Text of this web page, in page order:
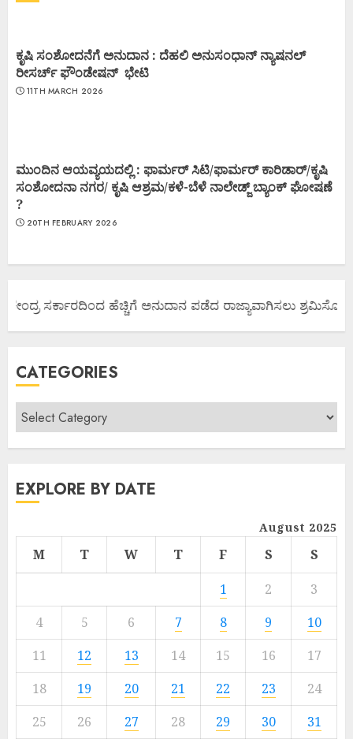
ಕೃಷಿ ಸಂಶೋದನೆಗೆ ಅನುದಾನ : ದೆಹಲಿ ಅನುಸಂಧಾನ್ ನ್ಯಾಷನಲ್
ರೀಸರ್ಚ್ ಫೌಂಡೇಷನ್ ಭೇಟಿ
11TH MARCH 2026
ಮುಂದಿನ ಆಯವ್ಯಯದಲ್ಲಿ : ಫಾರ್ಮರ್ ಸಿಟಿ/ಫಾರ್ಮರ್ ಕಾರಿಡಾರ್/ಕೃಷಿ
ಸಂಶೋದನಾ ನಗರ/ ಕೃಷಿ ಆಶ್ರಮ/ಕಳೆ-ಬೆಳೆ ನಾಲೇಡ್ಜ್ ಬ್ಯಾಂಕ್ ಘೋಷಣೆ
?
20TH FEBRUARY 2026
ಕೇಂದ್ರ ಸರ್ಕಾರದಿಂದ ಹೆಚ್ಚಿಗೆ ಅನುದಾನ ಪಡೆದ ರಾಜ್ಯಾವಾಗಿಸಲು ಶ್ರಮಿಸೋಣ
CATEGORIES
EXPLORE BY DATE
August 2025
M T W T F S
S
1
2
3
4
5 6 7 8 9
10
11
12 13 14 15 16
17
18
19 20 21 22 23
24
25
26 27 28 29 30 31